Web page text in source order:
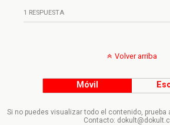
1 RESPUESTA
Volver arriba
Móvil
Si no puedes visualizar todo el contenido,
Contacto: